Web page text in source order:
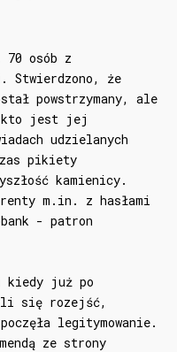
70 osób z
Stwierdzono, że
powstrzymany, ale
kto jest jej
udzielanych
pikiety
kamienicy.
m.in. z hasłami
- patron
kiedy już po
się rozejść,
legitymowanie.
ze strony